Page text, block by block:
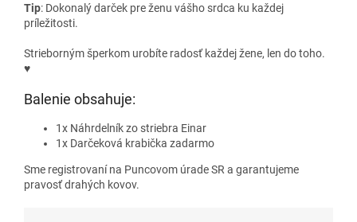
Tip: Dokonalý darček pre ženu vášho srdca ku každej
príležitosti.
Strieborným šperkom urobíte radosť každej žene, len do toho.
♥
Balenie obsahuje:
1x Náhrdelník zo striebra Einar
1x Darčeková krabička zadarmo
Sme registrovaní na Puncovom úrade SR a garantujeme
pravosť drahých kovov.